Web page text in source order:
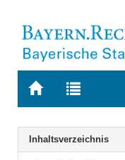
Zur
Zur
letzten
Suche
Navigation
Inhaltsverzeichnis